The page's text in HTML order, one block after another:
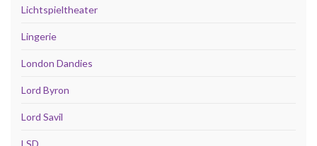
Lichtspieltheater
Lingerie
London Dandies
Lord Byron
Lord Savil
LSD